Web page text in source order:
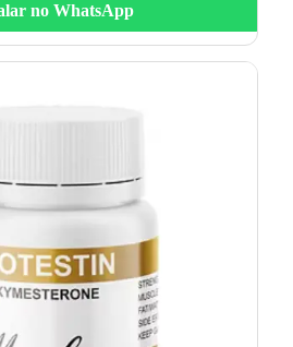
no WhatsApp